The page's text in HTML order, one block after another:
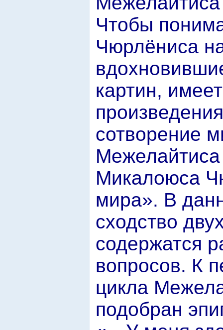
Чтобы
Чюрлёниса
картин,
сотворение
Межелайтиса
Микалоюса
мира». В
сходство
содержатся
вопросов. К
цикла
подобран